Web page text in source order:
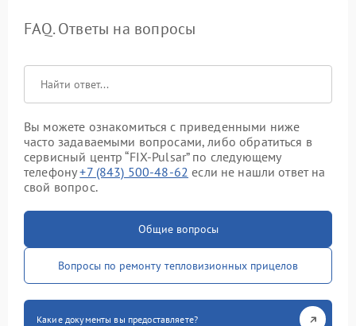
FAQ. Ответы на вопросы
Вы можете ознакомиться с приведенными ниже
часто задаваемыми вопросами, либо обратиться в
сервисный центр “FIX-Pulsar” по следующему
телефону+7 (843) 500-48-62 если не нашли ответ на
свой вопрос.
Общие вопросы
Вопросы по ремонту тепловизионных прицелов
Какие документы вы предоставляете?